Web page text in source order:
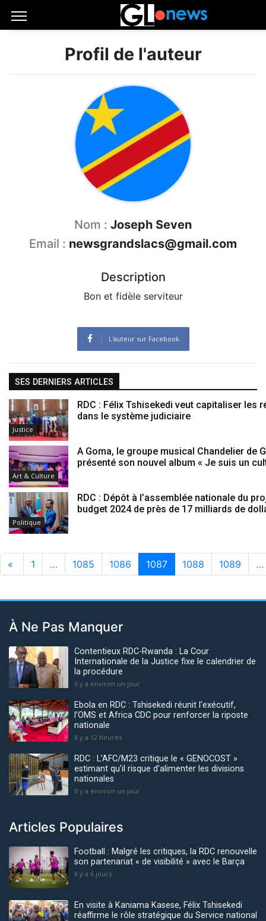
Profil de l'auteur
Nom : Joseph Seven
Email : newsgrandslacs@gmail.com
Description
Bon et fidèle serviteur
L'auteur sur Facebook
SES DERNIERS ARTICLES
Justice
RDC : Félix Tshisekedi veut capitaliser les
dans le système judiciaire
Art & Culture
A Goma, le groupe musical Chandelier de
présenté son nouvel album « Je suis un
Politique
RDC : Dépôt à l’assemblée nationale du
budget 2024 de près de 17 milliards de
« 1 … 1085 1086 1087 1088 1089 …
À Ne Pas Manquer
Contentieux RDC-Rwanda : La Cour
Internationale de la Justice fixe le calendrier de
la procédure
Il y a environ un jour
Ebola en RDC : Tshisekedi réunit l'exécutif,
l’OMS et Africa CDC pour renforcer la riposte
nationale
Il y a 12 heures
RDC : L’AFC/M23 critique le « GENOCOST »
estimant qu’il risque d'alimenter les divisions
nationales
Il y a environ un jour
Articles Populaires
Football : Malgré les critiques, la RDC renouvelle
son partenariat « de visibilité » avec le Barça
Il y a 6 jours
En visite à Kaniama Kasese, Félix Tshisekedi
réaffirme le rôle stratégique du Service national